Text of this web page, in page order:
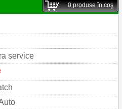
0produse în coş
service